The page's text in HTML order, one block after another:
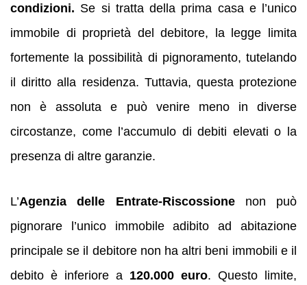
condizioni. Se si tratta della prima casa e l’unico
immobile di proprietà del debitore, la legge limita
fortemente la possibilità di pignoramento, tutelando
il diritto alla residenza. Tuttavia, questa protezione
non è assoluta e può venire meno in diverse
circostanze, come l’accumulo di debiti elevati o la
presenza di altre garanzie.
L’Agenzia delle Entrate-Riscossionenon può
pignorare l’unico immobile adibito ad abitazione
principale se il debitore non ha altri beni immobili e il
debito è inferiore a 120.000 euro. Questo limite,